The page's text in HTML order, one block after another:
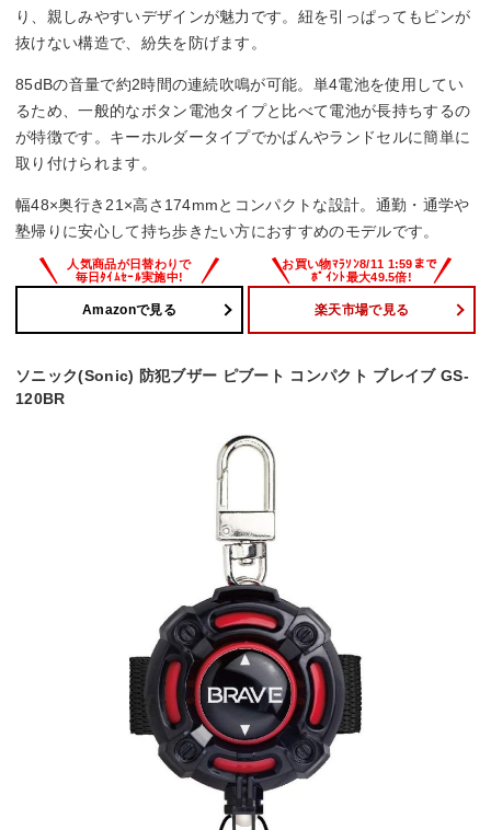
り、親しみやすいデザインが魅力です。紐を引っぱってもピンが
抜けない構造で、紛失を防げます。
85dBの音量で約2時間の連続吹鳴が可能。単4電池を使用してい
るため、一般的なボタン電池タイプと比べて電池が長持ちするの
が特徴です。キーホルダータイプでかばんやランドセルに簡単に
取り付けられます。
幅48×奥行き21×高さ174mmとコンパクトな設計。通勤・通学や
塾帰りに安心して持ち歩きたい方におすすめのモデルです。
Amazonで見る 楽天市場で見る
ソニック(Sonic) 防犯ブザー ピブート コンパクト ブレイブ GS-
120BR